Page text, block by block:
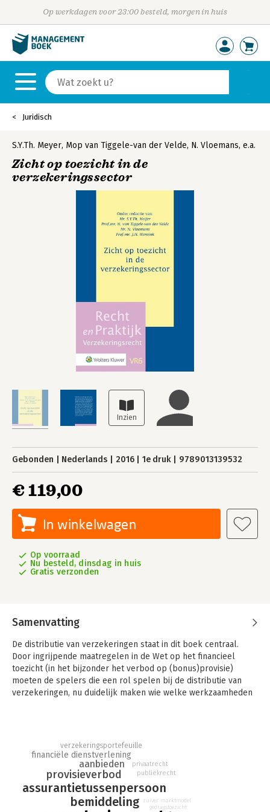
Op werkdagen voor 23:00 besteld, morgen in huis
Juridisch
S.Y.Th. Meyer, Mop van Tiggele-van der Velde, N. Vloemans, e.a.
Zicht op toezicht in de
verzekeringssector
Gebonden Nederlands 2016 1e druk 9789013139532
€ 119,00
In winkelwagen
Op voorraad
Nu besteld, dinsdag in huis
Gratis verzonden
Samenvatting
De distributie van verzekeringen staat in dit boek centraal.
Door ingrijpende maatregelen in de Wet op het financieel
toezicht (in het bijzonder het verbod op (bonus)provisie)
moeten de spelers die een rol spelen bij de distributie van
verzekeringen, nu duidelijk maken wie welke werkzaamheden
van de rollen van de verschillende spelers op het veld van
distributie en doet dit zowel vanuit het publiekrecht (de Wet
op het financieel toezicht) als het privaatrecht (het Burgerlijk
Wetboek). Aan de orde komen de begrippen 'aanbieden',
'adviseren' en 'bemiddelen' en rolbeschrijvingen van de
verzekeraar als direct writer, de gevolmachtigde agent, de
bemiddeling
assurantietussenpersoon
provisieverbod
aanbieden
financiële dienstverlening
verzekeringsportefeuille
privaatrecht
publiekrecht
zuiver marktmodel
gedragstoezicht